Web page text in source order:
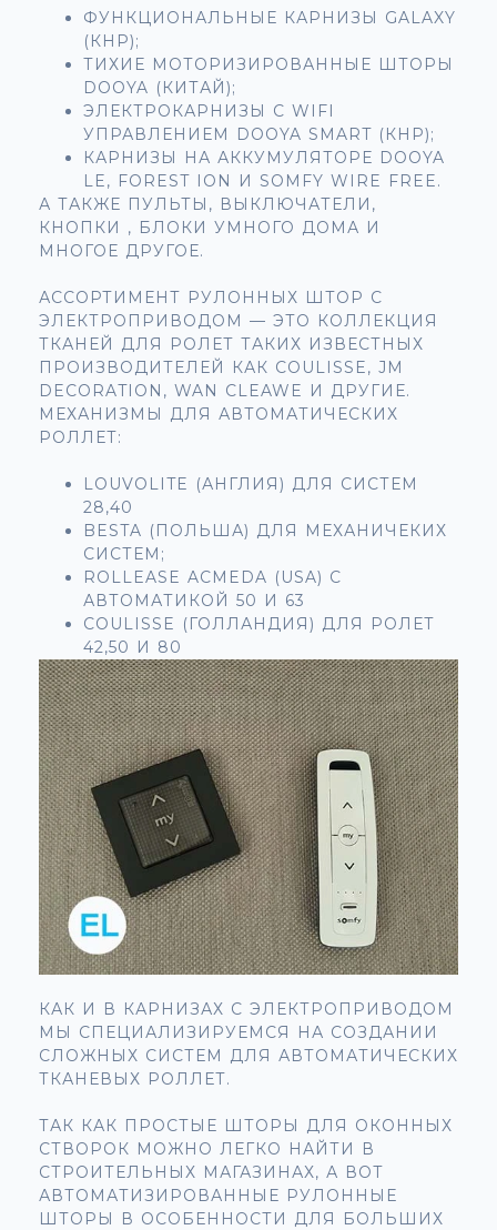
ФУНКЦИОНАЛЬНЫЕ КАРНИЗЫ GALAXY
(КНР);
ТИХИЕ МОТОРИЗИРОВАННЫЕ ШТОРЫ
DOOYA (КИТАЙ);
ЭЛЕКТРОКАРНИЗЫ С WIFI
УПРАВЛЕНИЕМ DOOYA SMART (КНР);
КАРНИЗЫ НА АККУМУЛЯТОРЕ DOOYA
LE, FOREST ION И SOMFY WIRE FREE.
А ТАКЖЕ ПУЛЬТЫ, ВЫКЛЮЧАТЕЛИ,
КНОПКИ , БЛОКИ УМНОГО ДОМА И
МНОГОЕ ДРУГОЕ.
АССОРТИМЕНТ РУЛОННЫХ ШТОР С
ЭЛЕКТРОПРИВОДОМ — ЭТО КОЛЛЕКЦИЯ
ТКАНЕЙ ДЛЯ РОЛЕТ ТАКИХ ИЗВЕСТНЫХ
ПРОИЗВОДИТЕЛЕЙ КАК СOULISSE, JM
DECORATION, WAN CLEAWE И ДРУГИЕ.
МЕХАНИЗМЫ ДЛЯ АВТОМАТИЧЕСКИХ
РОЛЛЕТ:
LOUVOLITE (АНГЛИЯ) ДЛЯ СИСТЕМ
28,40
BESTA (ПОЛЬША) ДЛЯ МЕХАНИЧЕКИХ
СИСТЕМ;
ROLLEASE ACMEDA (USA) С
АВТОМАТИКОЙ 50 И 63
COULISSE (ГОЛЛАНДИЯ) ДЛЯ РОЛЕТ
42,50 И 80
КАК И В КАРНИЗАХ С ЭЛЕКТРОПРИВОДОМ
МЫ СПЕЦИАЛИЗИРУЕМСЯ НА СОЗДАНИИ
СЛОЖНЫХ СИСТЕМ ДЛЯ АВТОМАТИЧЕСКИХ
ТКАНЕВЫХ РОЛЛЕТ.
ТАК КАК ПРОСТЫЕ ШТОРЫ ДЛЯ ОКОННЫХ
СТВОРОК МОЖНО ЛЕГКО НАЙТИ В
СТРОИТЕЛЬНЫХ МАГАЗИНАХ, А ВОТ
АВТОМАТИЗИРОВАННЫЕ РУЛОННЫЕ
ШТОРЫ В ОСОБЕННОСТИ ДЛЯ БОЛЬШИХ